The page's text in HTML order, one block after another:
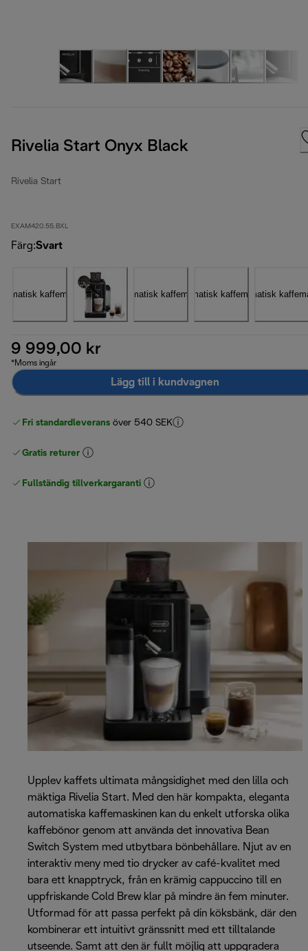
Rivelia Start Onyx Black
Rivelia Start
EXAM420.55.BXL
Färg:Svart
9 999,00 kr
*Moms ingår
Lägg till i kundvagnen
Fri standardleverans över 540 SEK
Gratis returer
Fullständig tillverkargaranti
Upplev kaffets ultimata mångsidighet med den lilla och
mäktiga Rivelia Start. Med den här kompakta, eleganta
automatiska kaffemaskinen kan du enkelt utforska olika
kaffebönor genom att använda det innovativa Bean
Switch System med utbytbara bönbehållare. Njut av en
interaktiv meny med tio drycker av café-kvalitet med
bara ett knapptryck, från en krämig cappuccino till en
uppfriskande Cold Brew klar på mindre än fem minuter.
Utformad för att passa perfekt på din köksbänk, där den
kombinerar ett intuitivt gränssnitt med ett tilltalande
utseende. Samt att den är fullt möjlig att uppgradera